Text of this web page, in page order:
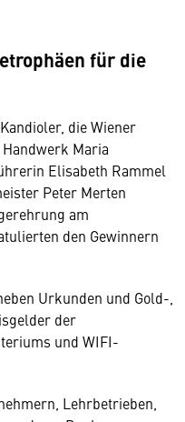
für die
die Wiener
Maria
Elisabeth Rammel
Peter Merten
am
den Gewinnern
Urkunden und Gold-,
der
und WIFI-
Lehrbetrieben,